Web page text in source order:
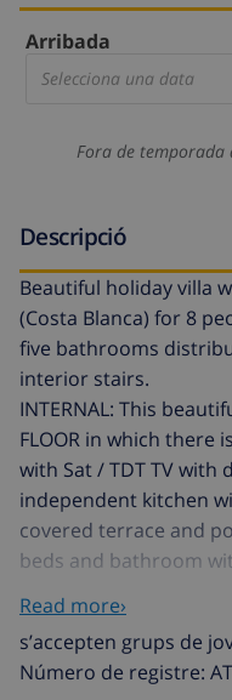
Arribada
Selecciona una data
Fora de
Descripció
Beautiful holiday villa
(Costa Blanca) for 8
five bathrooms
interior stairs.
INTERNAL: This
FLOOR in which there
with Sat / TDT TV with
independent kitchen
covered terrace and
beds and bathroom
and a laundry room. In
accessible by internal
with a double bed,
a bathroom with bath
Read more›
s’accepten grups de
Número de registre: